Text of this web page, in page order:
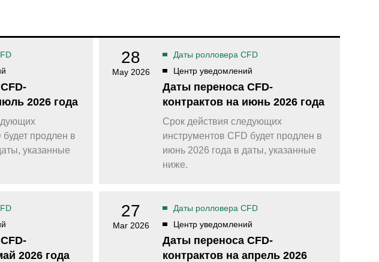
Commonwealth Bank, BHP и Fortescue
Heineken, LVMH и Adidas
Акции Великобритании
Торгуйте акциями таких компаний, как
AstraZeneca, Unilever и BP
в
получить бонус до $888 на дневную
прибыль*
Откройте больше возможностей с
кредитным бонусом до $30 000*
Кешбэк за CFD на золото 24/7
зарабатывайте кешбэк с
дополнительным бонусом 20% за
обменивайте их на бонусы и призы.*
2026 года
продлен в
указанные
28
May 2026
Даты ролловера CFD
Центр уведомлений
Даты переноса CFD-
контрактов на июнь 2026 года
Срок действия следующих
инструментов CFD будет продлен в
июнь 2026 года в даты, указанные
ниже.
2026 года
27
Mar 2026
Даты ролловера CFD
Центр уведомлений
Даты переноса CFD-
контрактов на апрель 2026